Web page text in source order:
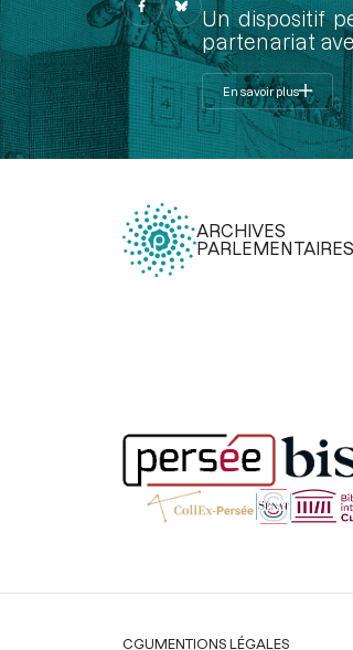
Un dispositif
partenariat
En savoir plus
ARCHIVES
PARLEMENTAIRES
Légal
CGUMENTIONS LÉGALES